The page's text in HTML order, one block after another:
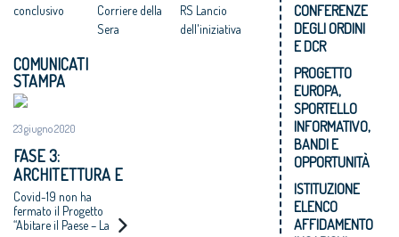
conclusivo
Corriere della
Sera
RS Lancio
dell'iniziativa
COMUNICATI
STAMPA
23 giugno 2020
FASE 3:
ARCHITETTURA E
SCUOLA
FONDAMENTALI
PER LA RIPRESA
Covid-19 non ha
fermato il Progetto
“Abitare il Paese – La
CONFERENZE
DEGLI ORDINI
E DCR
PROGETTO
EUROPA,
SPORTELLO
INFORMATIVO,
BANDI E
OPPORTUNITÀ
ISTITUZIONE
ELENCO
AFFIDAMENTO